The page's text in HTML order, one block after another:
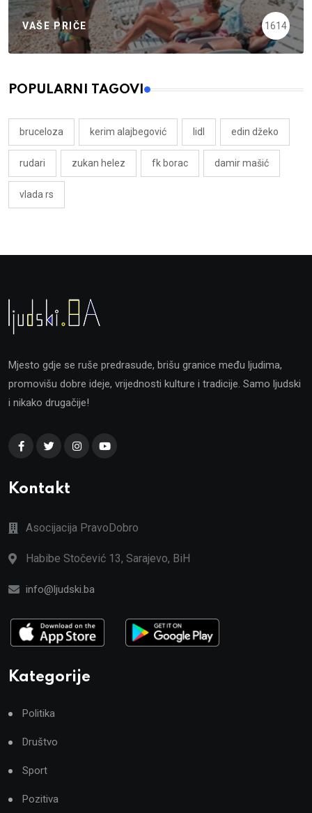
VAŠE PRIČE 1614
POPULARNI TAGOVI
bruceloza kerim alajbegović lidl edin džeko
rudari zukan helez fk borac damir mašić
vlada rs
Mjesto gdje se ruše predrasude, brišu granice među ljudima,
promovišu dobre ideje, vrijednosti kulture i tradicije. Samo ljudski
i nikako drugačije!
Kontakt
Asocijacija PravoDobro
Habibe Stočević 13, Sarajevo, BiH
info@ljudski.ba
Kategorije
Politika
Društvo
Sport
Pozitiva